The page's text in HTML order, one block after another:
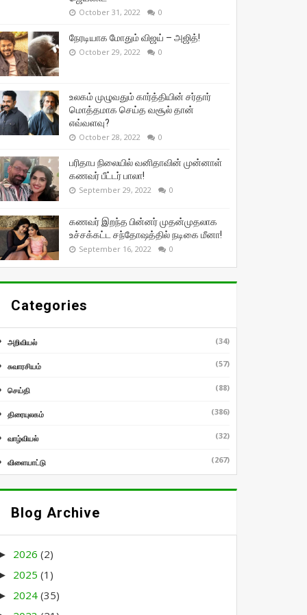
October 31, 2022 0
நேரடியாக மோதும் விஜய் – அஜித்!
October 29, 2022 0
உலகம் முழுவதும் கார்த்தியின் சர்தார்
மொத்தமாக செய்த வசூல் தான்
எவ்வளவு?
October 28, 2022 0
பரிதாப நிலையில் வனிதாவின் முன்னாள்
கணவர் பீட்டர் பாலா!
September 29, 2022 0
கணவர் இறந்த பின்னர் முதன்முதலாக
உச்சக்கட்ட சந்தோஷத்தில் நடிகை மீனா!
September 16, 2022 0
Categories
அறிவியல் (34)
சுவாரசியம் (57)
செய்தி (88)
திரையுலகம் (386)
வாழ்வியல் (32)
விளையாட்டு (267)
Blog Archive
► 2026(2)
► 2025(1)
► 2024(35)